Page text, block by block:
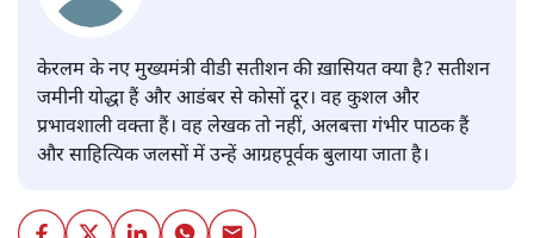
केरलम के नए मुख्यमंत्री वीडी सतीशन की ख़ासियत क्या है? सतीशन
जमीनी योद्धा हैं और आडंबर से कोसों दूर। वह कुशल और
प्रभावशाली वक्ता हैं। वह लेखक तो नहीं, अलबत्ता गंभीर पाठक हैं
और साहित्यिक जलसों में उन्हें आग्रहपूर्वक बुलाया जाता है।